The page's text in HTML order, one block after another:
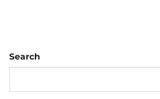
Search